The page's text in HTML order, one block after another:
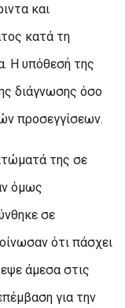
και
κατά τη
Η υπόθεσή της
διάγνωσης όσο
προσεγγίσεων.
της σε
όμως
σε
ότι πάσχει
άμεσα στις
για την